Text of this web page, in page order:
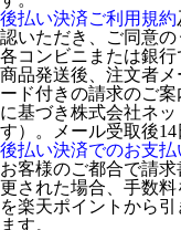
後払い決済ご利用規約
認いただき、ご同意の
各コンビニまたは銀行
商品発送後、注文者
ード付きの請求のご
に基づき株式会社ネ
す）。メール受取後14
後払い決済でのお支払
お客様のご都合で請
更された場合、手数
を楽天ポイントから
ます。